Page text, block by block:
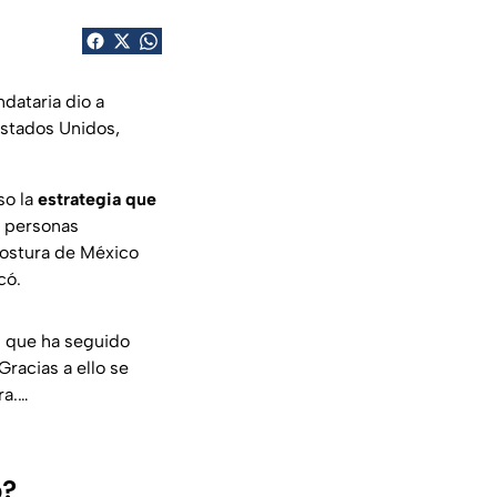
dio a
Unidos,
la estrategia que
de México
ha seguido
a ello se